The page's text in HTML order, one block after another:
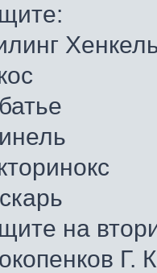
на
Г.